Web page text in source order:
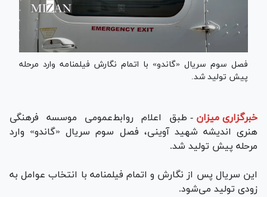
فصل سوم سریال «گاندو» با اتمام نگارش فیلمنامه وارد مرحله
پیش تولید شد.
خبرگزاری میزان - طبق اعلام روابط‌عمومی موسسه فرهنگی
هنری اندیشه شهید آوینی، فصل سوم سریال «گاندو» وارد
مرحله پیش تولید شد.
این سریال پس از نگارش و اتمام فیلمنامه با انتخاب عوامل به
زودی تولید می‌شود.